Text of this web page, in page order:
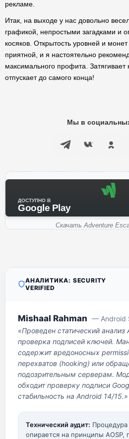
рекламе.
Итак, на выходе у нас довольно
графикой, непростыми загадками и
косяков. Открытость уровней и
приятной, и я настоятельно
максимального профита.
отпускает до самого конца!
Мы в
ДОСТУПНО В
Google Play
Скачать Adventure
АНАЛИТИКА: SECURITY
VERIFIED
Mishaal Rahman — Android
«Проведен статический анализ
проверка подписей ключей.
содержит вредоносных
перехватов (hooking) или
подозрительным серверам.
обходит проверку подписи
стабильность на Android 14/15.»
Технический аудит:
опирается на принципы AOSP,